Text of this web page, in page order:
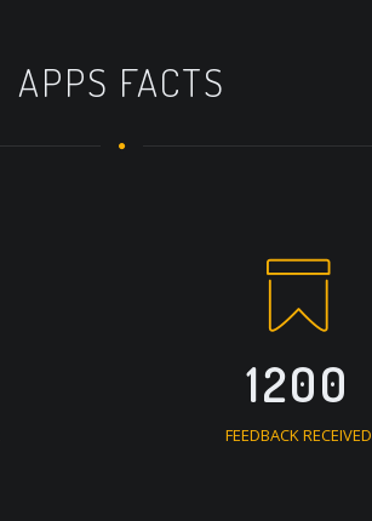
APPS FACTS
1200
FEEDBACK RECEIVED